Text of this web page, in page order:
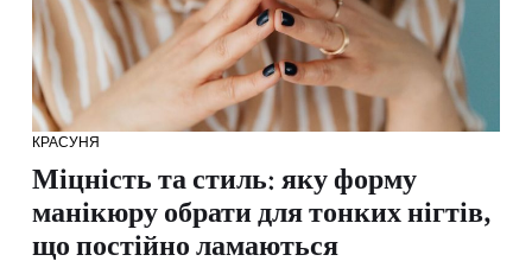
КРАСУНЯ
Міцність та стиль: яку форму
манікюру обрати для тонких нігтів,
що постійно ламаються